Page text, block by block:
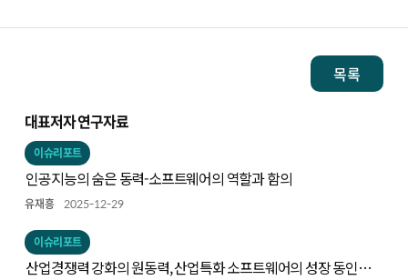
목록
대표저자 연구자료
이슈리포트
인공지능의 숨은 동력-소프트웨어의 역할과 함의
유재흥 2025-12-29
이슈리포트
산업경쟁력 강화의 원동력, 산업특화 소프트웨어의 성장 동인과